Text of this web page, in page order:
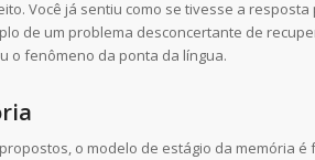
Você já sentiu como se tivesse a
de um problema desconcertante de
o fenômeno da ponta da língua.
o modelo de estágio da memória